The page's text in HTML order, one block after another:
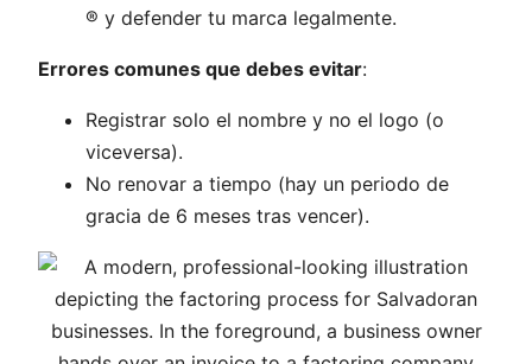
® y defender tu marca legalmente.
Errores comunes que debes evitar:
Registrar solo el nombre y no el logo (o
viceversa).
No renovar a tiempo (hay un periodo de
gracia de 6 meses tras vencer).